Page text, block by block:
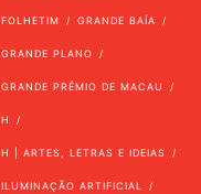
FOLHETIM GRANDE BAÍA
GRANDE PLANO
GRANDE PRÉMIO DE MACAU
H
H | ARTES, LETRAS E IDEIAS
ILUMINAÇÃO ARTIFICIAL